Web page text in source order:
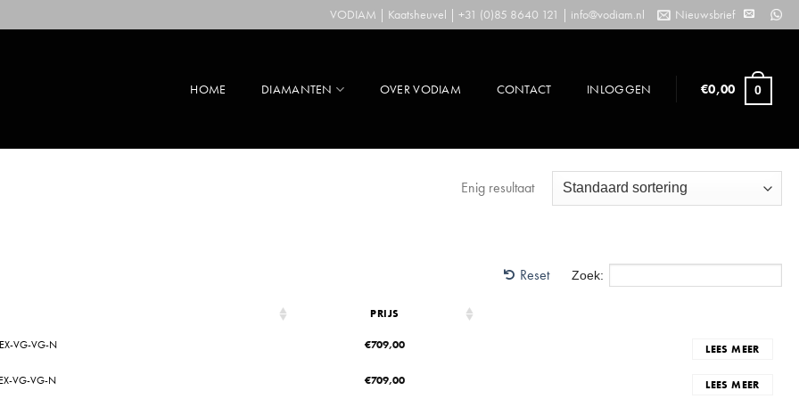
VODIAM | Kaatsheuvel | +31 (0)85 8640 121 | info@vodiam.nl Nieuwsbrief
HOME DIAMANTEN OVER VODIAM CONTACT INLOGGEN €0,00 0
Enig resultaat
Reset Zoek:
PRIJS
VG-VG-N €709,00 LEES MEER
VG-VG-N €709,00 LEES MEER